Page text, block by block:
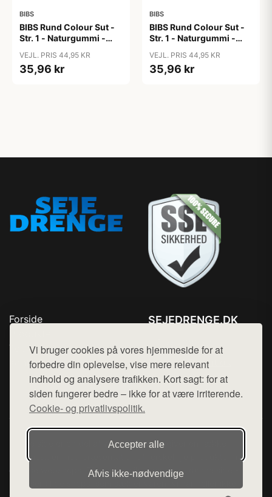
Vi bruger cookies på vores hjemmeside for at
forbedre din oplevelse, vise mere relevant
indhold og analysere trafikken. Kort sagt: for at
siden fungerer bedre – ikke for at være irriterende.
Cookie- og privatlivspolitik.
Accepter alle
Afvis ikke‑nødvendige
BIBS
BIBS Rund Colour Sut -
Str. 1 - Naturgummi -
VEJL. PRIS 44,95 KR
35,96 kr
BIBS
BIBS Rund Colour Sut -
Str. 1 - Naturgummi -
VEJL. PRIS 44,95 KR
35,96 kr
Forside
Top Rabatter
Kontakt
SEJEDRENGE.DK
Mail: hej@want.dk
Cookie- og privatlivspolitik
Denne side er en del af want.dk, der udgiver en række
hjemmesider med præsentation af forskellige produkter fra
diverse webshops. Der sælges ikke varer fra denne side - vi
henviser til de shops, som sælger varen. Vi har heller ikke